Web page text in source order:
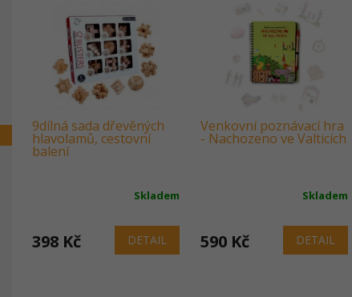
9dílná sada dřevěných
hlavolamů, cestovní
balení
Skladem
398 Kč DETAIL
Venkovní poznávací hra
- Nachozeno ve Valticích
Skladem
590 Kč DETAIL